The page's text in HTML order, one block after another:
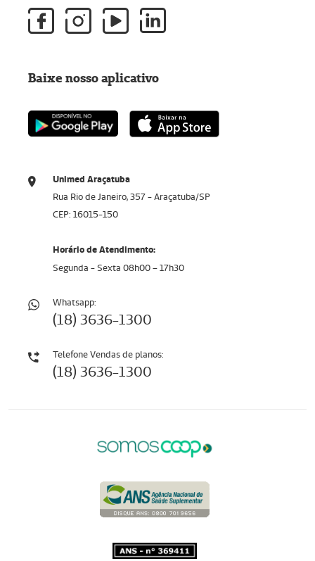
Unimed Araçatuba
Rua Rio de Janeiro, 357 - Araçatuba/SP
CEP: 16015-150
Horário de Atendimento:
Segunda - Sexta 08h00 – 17h30
Whatsapp:
(18) 3636-1300
Telefone Vendas de planos:
(18) 3636-1300
Baixe nosso aplicativo